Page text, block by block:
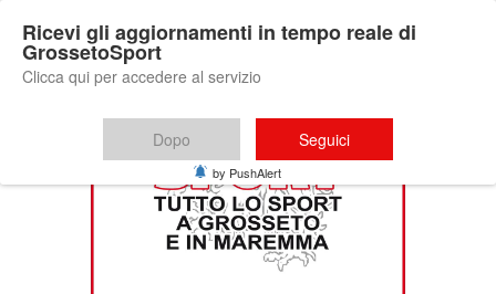
Ricevi gli aggiornamenti in tempo reale di
GrossetoSport
Clicca qui per accedere al servizio
Dopo Seguici
by PushAlert